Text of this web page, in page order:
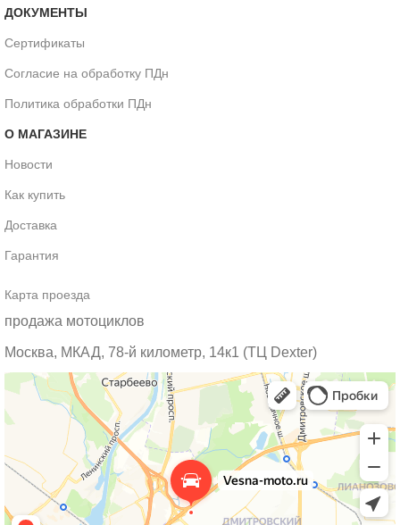
ДОКУМЕНТЫ
Сертификаты
Согласие на обработку ПДн
Политика обработки ПДн
О МАГАЗИНЕ
Новости
Как купить
Доставка
Гарантия
Карта проезда
продажа мотоциклов
Москва, МКАД, 78-й километр, 14к1 (ТЦ Dexter)